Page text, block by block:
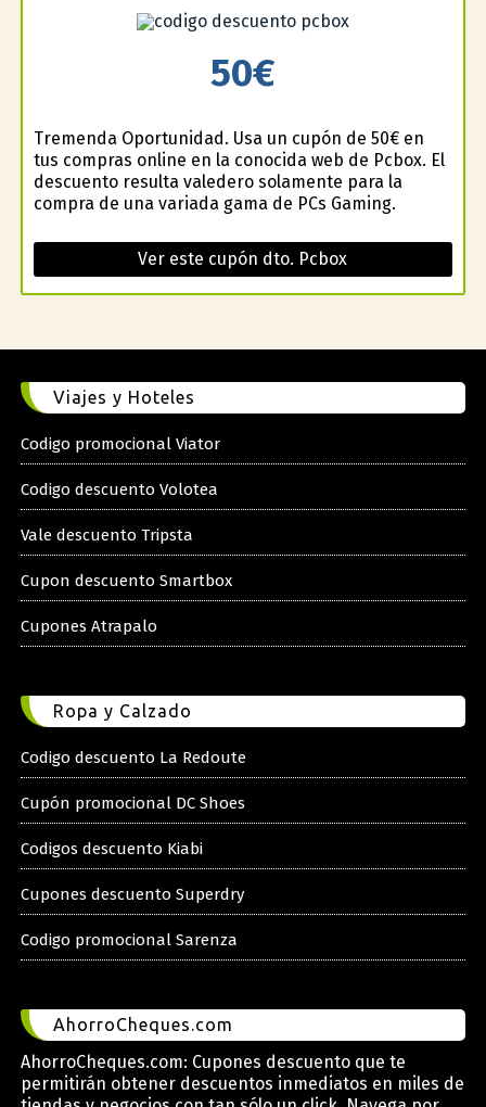
50€
Tremenda Oportunidad. Usa un cupón de 50€ en
tus compras online en la conocida web de Pcbox. El
descuento resulta valedero solamente para la
compra de una variada gama de PCs Gaming.
Ver este cupón dto. Pcbox
Viajes y Hoteles
Codigo promocional Viator
Codigo descuento Volotea
Vale descuento Tripsta
Cupon descuento Smartbox
Cupones Atrapalo
Ropa y Calzado
Codigo descuento La Redoute
Cupón promocional DC Shoes
Codigos descuento Kiabi
Cupones descuento Superdry
Codigo promocional Sarenza
AhorroCheques.com
AhorroCheques.com: Cupones descuento que te
permitirán obtener descuentos inmediatos en miles de